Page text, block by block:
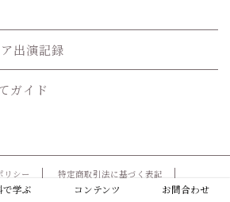
出演記録
ガイド
リシー
特定商取引法に基づく表記
塾〜きもので魅せるもうひとりの自分〜
で学ぶ コンテンツ お問合わせ